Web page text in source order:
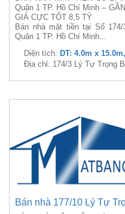
Quận 1 TP. Hồ Chí Minh –
GIÁ CỰC TỐT 8,5 TỶ
Bán nhà mặt tiền tại Số
Quận 1 TP. Hồ Chí Minh...
Diện tích: DT: 4.0m x
Địa chỉ: 174/3 Lý Tự Trọng
Bán nhà 177/10 Lý Tự